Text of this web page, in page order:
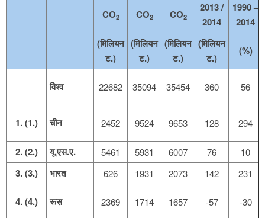
CO2 CO2 CO2
2013 /
2014
1990 –
2014
(मिलियन
ट.)
(मिलियन
ट.)
(मिलियन
ट.)
(मिलियन
ट.)
(%)
विश्व 22682 35094 35454 360 56
1. (1.) चीन 2452 9524 9653 128 294
2. (2.) यू.एस.ए. 5461 5931 6007 76 10
3. (3.) भारत 626 1931 2073 142 231
4. (4.) रूस 2369 1714 1657 -57 -30